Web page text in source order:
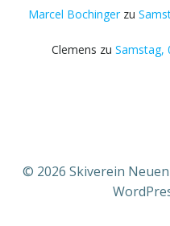
Marcel Bochingerzu
Clemens zu Samstag,
© 2026 Skiverein